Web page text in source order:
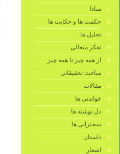
منادا
حکمت ها و حکایت ها
تحلیل ها
تفکر متعالی
از همه چیز تا همه چیز
مباحث تحقیقاتی
مقالات
خواندنی ها
دل نوشته ها
سخنرانی ها
داستان
اشعار